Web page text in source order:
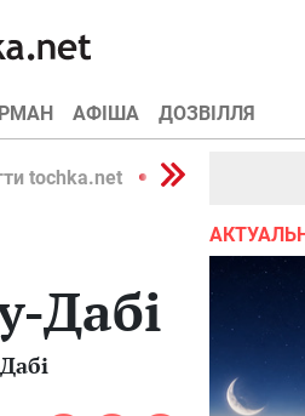
АФІША ДОЗВІЛЛЯ
tochka.net Війна в Україні
Дабі